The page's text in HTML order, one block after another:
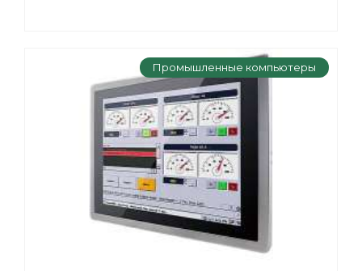
Промышленные компьютеры